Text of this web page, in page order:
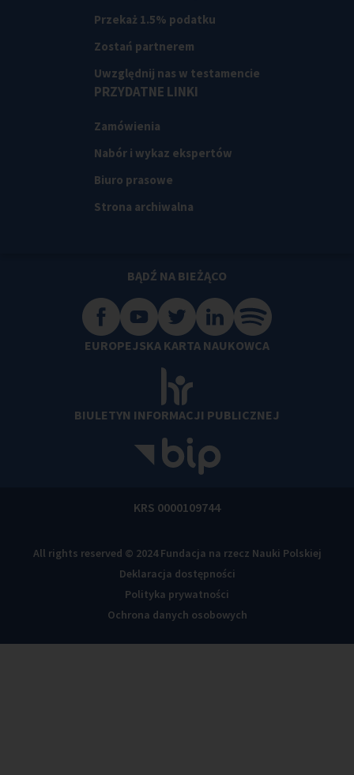
Przekaż 1.5% podatku
Zostań partnerem
Uwzględnij nas w testamencie
PRZYDATNE LINKI
Zamówienia
Nabór i wykaz ekspertów
Biuro prasowe
Strona archiwalna
BĄDŹ NA BIEŻĄCO
EUROPEJSKA KARTA NAUKOWCA
BIULETYN INFORMACJI PUBLICZNEJ
KRS 0000109744
All rights reserved © 2024 Fundacja na rzecz Nauki Polskiej
Deklaracja dostępności
Polityka prywatności
Ochrona danych osobowych